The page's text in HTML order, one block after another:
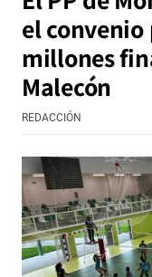
el
millones
Malecón
REDACCIÓN